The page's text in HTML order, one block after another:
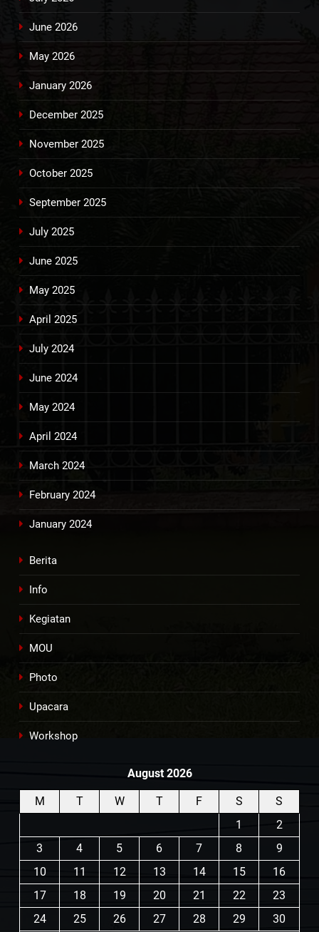
June 2026
May 2026
January 2026
December 2025
November 2025
October 2025
September 2025
July 2025
June 2025
May 2025
April 2025
July 2024
June 2024
May 2024
April 2024
March 2024
February 2024
January 2024
Berita
Info
Kegiatan
MOU
Photo
Upacara
Workshop
August 2026
M T W T F S
S
1
2
3
4 5 6 7 8
9
10
11 12 13 14 15
16
17
18 19 20 21 22
23
24
25 26 27 28 29 30